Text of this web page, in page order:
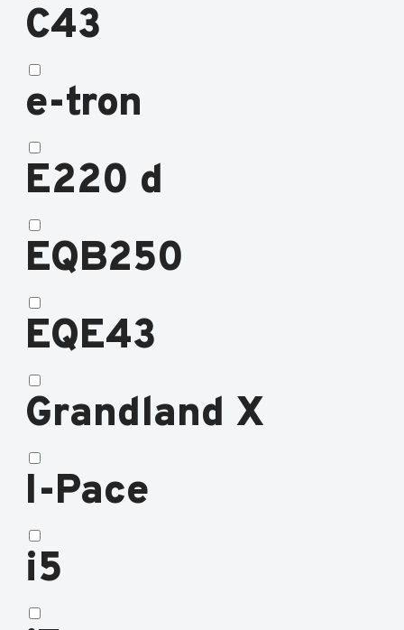
C43
e-tron
E220 d
EQB250
EQE43
Grandland X
I-Pace
i5